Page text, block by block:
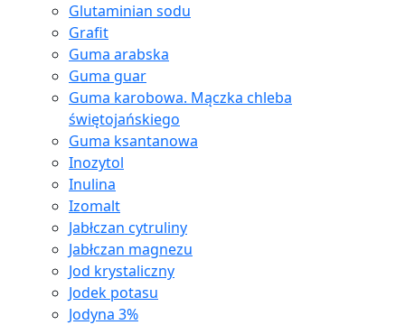
Glutaminian sodu
Grafit
Guma arabska
Guma guar
Guma karobowa. Mączka chleba
świętojańskiego
Guma ksantanowa
Inozytol
Inulina
Izomalt
Jabłczan cytruliny
Jabłczan magnezu
Jod krystaliczny
Jodek potasu
Jodyna 3%